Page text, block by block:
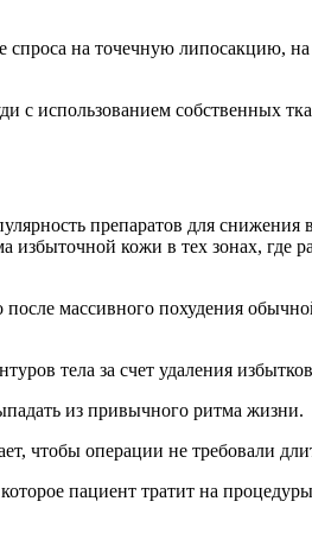
на точечную липосакцию,
с использованием собственных
препаратов для
избыточной кожи в тех зонах, где
массивного похудения
тела за счет удаления
из привычного ритма жизни.
чтобы операции не требовали
пациент тратит на